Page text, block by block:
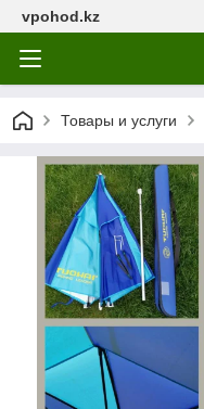
vpohod.kz
Товары и услуги